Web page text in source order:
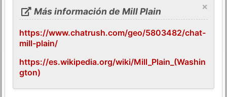
×
Más información de Mill Plain
https://www.chatrush.com/geo/5803482/chat-
mill-plain/
https://es.wikipedia.org/wiki/Mill_Plain_(Washin
gton)